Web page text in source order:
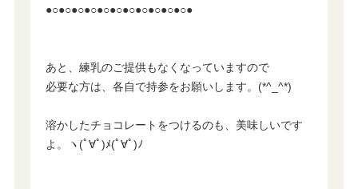
●○●○●○●○●○●○●○●○●○●○●○●
あと、練乳のご提供もなくなっていますので
必要な方は、各自で持参をお願いします。(*^_^*)
溶かしたチョコレートをつけるのも、美味しいです
よ。ヽ(ﾟ∀ﾟ)ﾒ(ﾟ∀ﾟ)ﾉ